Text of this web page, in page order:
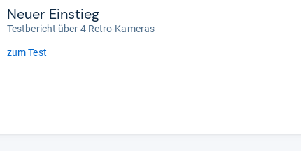
Neuer Einstieg
Testbericht über 4 Retro-Kameras
zum Test